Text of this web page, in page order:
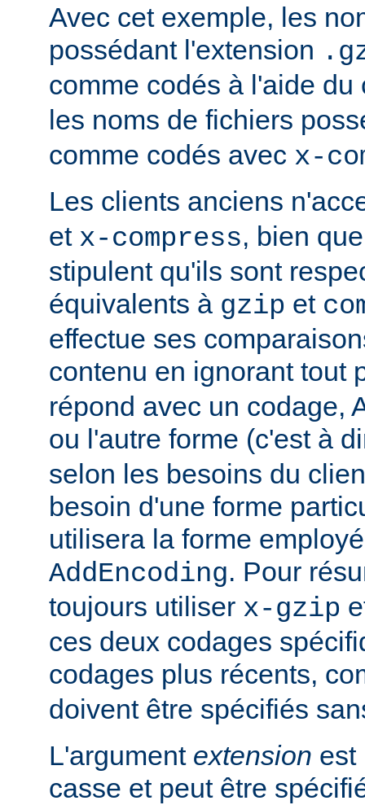
Avec cet exemple, les
possédant l'extension
comme codés à l'aide
les noms de fichiers
comme codés avec x-
Les clients anciens
et x-compress, bien
stipulent qu'ils sont
équivalents à gzip et
effectue ses
contenu en ignorant tout
répond avec un codage,
ou l'autre forme (c'est à
selon les besoins du
besoin d'une forme
utilisera la forme
AddEncoding. Pour
toujours utiliser x-gzip
ces deux codages
codages plus récents,
doivent être spécifiés
L'argument extension est
casse et peut être